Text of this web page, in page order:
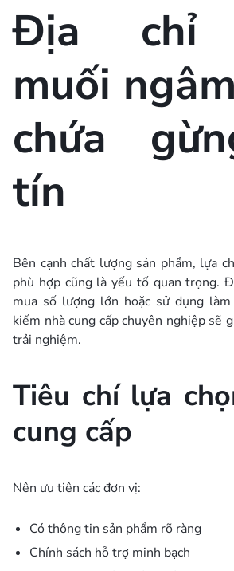
Địa chỉ
muối
chứa
tín
Bên cạnh chất lượng sản phẩm, lựa
phù hợp cũng là yếu tố quan trọng.
mua số lượng lớn hoặc sử dụng
kiếm nhà cung cấp chuyên nghiệp sẽ
trải nghiệm.
Tiêu chí lựa
cung cấp
Nên ưu tiên các đơn vị:
Có thông tin sản phẩm rõ ràng
Chính sách hỗ trợ minh bạch